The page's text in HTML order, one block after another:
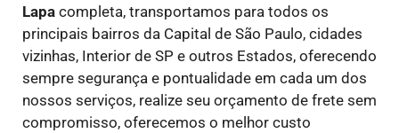
Lapa completa, transportamos para todos os
principais bairros da Capital de São Paulo, cidades
vizinhas, Interior de SP e outros Estados, oferecendo
sempre segurança e pontualidade em cada um dos
nossos serviços, realize seu orçamento de frete sem
compromisso, oferecemos o melhor custo